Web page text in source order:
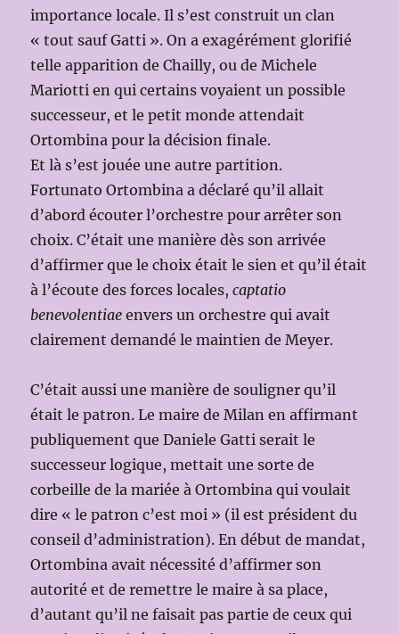
importance locale. Il s’est construit un clan
« tout sauf Gatti ». On a exagérément glorifié
telle apparition de Chailly, ou de Michele
Mariotti en qui certains voyaient un possible
successeur, et le petit monde attendait
Ortombina pour la décision finale.
Et là s’est jouée une autre partition.
Fortunato Ortombina a déclaré qu’il allait
d’abord écouter l’orchestre pour arrêter son
choix. C’était une manière dès son arrivée
d’affirmer que le choix était le sien et qu’il était
à l’écoute des forces locales,captatio
benevolentiae envers un orchestre qui avait
clairement demandé le maintien de Meyer.
C’était aussi une manière de souligner qu’il
était le patron. Le maire de Milan en affirmant
publiquement que Daniele Gatti serait le
successeur logique, mettait une sorte de
corbeille de la mariée à Ortombina qui voulait
dire « le patron c’est moi » (il est président du
conseil d’administration). En début de mandat,
Ortombina avait nécessité d’affirmer son
autorité et de remettre le maire à sa place,
d’autant qu’il ne faisait pas partie de ceux qui